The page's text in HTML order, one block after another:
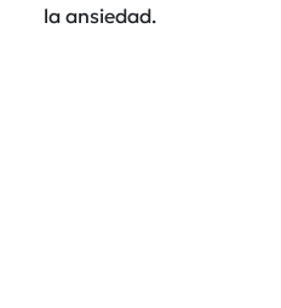
la ansiedad.